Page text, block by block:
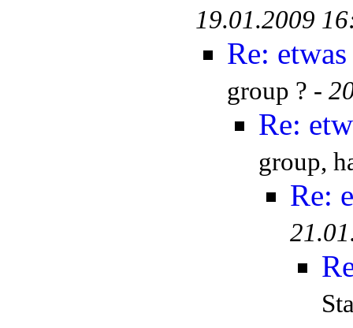
19.01.2009
Re:
group ? -
Re:
group,
Re: